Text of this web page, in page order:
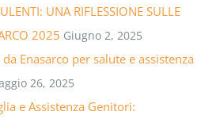
UNA RIFLESSIONE SULLE
2025 Giugno 2, 2025
Enasarco per salute e assistenza
26, 2025
e Assistenza Genitori: